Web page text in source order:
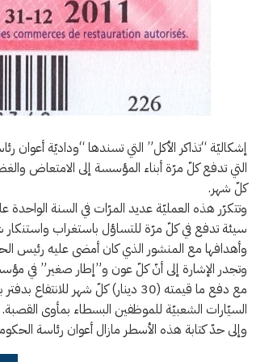
إشكاليّة “تذاكر الأكل” التي تسندها “وداديّة
التي تدفع كلّ مرّة أبناء المؤسسة إلى الامتعاض
كلّ شهر.
وتتكرّر هذه العمليّة عديد المرّات في السنة الواحدة
سيئة تدفع في كلّ مرّة للتساؤل باستغراب
وأهدافها مع المنشور الذي كان أمضى عليه رئيس
السيّارات الشعبيّة للموظفين البسطاء بمأوى القصبة.
وإلى حدّ كتابة هذه الأسطر مازال أعوان رئاسة